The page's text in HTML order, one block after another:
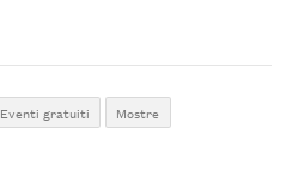
Eventi gratuiti Mostre